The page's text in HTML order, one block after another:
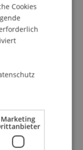
über die
mit
zu
und den
erfolgreichen
steht
Cookies
Marketing